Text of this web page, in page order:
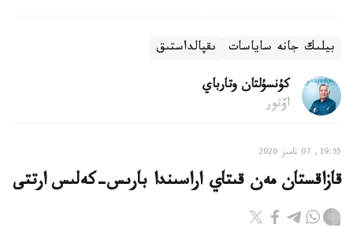
بيلىك جانە ساياسات ىقپالداستىق
كۇنسۇلتان وتارباي
اۆتور
19:55, 07 تامىز 2026
قازاقستان مەن قىتاي اراسىندا بارىس-كەلىس ارتتى